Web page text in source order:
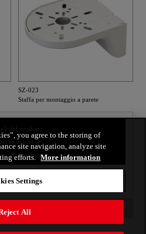
SZ-023
Staffa per montaggio a parete
del prodotto
specificazioni
di istruzioni
stampare
all'indice
you agree to the storing of
site navigation, analyze site
efforts.
More information
Settings
All